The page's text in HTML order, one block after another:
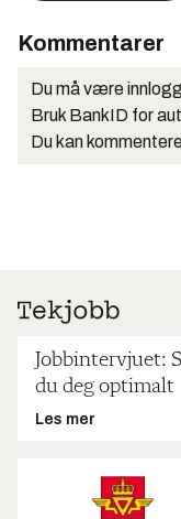
Kommentarer
Du må være
Bruk BankID for
Du kan
Jobbintervjuet:
du deg optimalt
Les mer